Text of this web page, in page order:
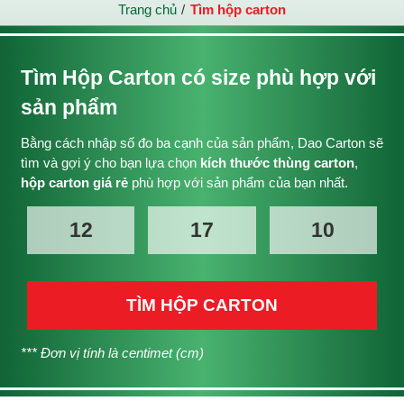
Trang chủ Tìm hộp carton
Tìm Hộp Carton có size phù hợp với
sản phẩm
Bằng cách nhập số đo ba cạnh của sản phẩm, Dao Carton sẽ
tìm và gợi ý cho bạn lựa chọn kích thước thùng carton,
hộp carton giá rẻphù hợp với sản phẩm của bạn nhất.
TÌM HỘP CARTON
*** Đơn vị tính là centimet (cm)